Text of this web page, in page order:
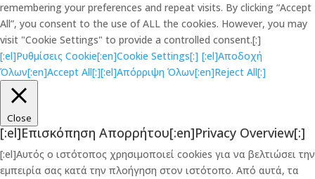
remembering your preferences and repeat visits. By clicking “Accept
All”, you consent to the use of ALL the cookies. However, you may
visit "Cookie Settings" to provide a controlled consent.[:]
[:el]Ρυθμίσεις Cookie[:en]Cookie Settings[:] [:el]Αποδοχή
Όλων[:en]Accept All[:][:el]Απόρριψη Όλων[:en]Reject All[:]
Close
[:el]Επισκόπηση Απορρήτου[:en]Privacy Overview[:]
[:el]Αυτός ο ιστότοπος χρησιμοποιεί cookies για να βελτιώσει την
εμπειρία σας κατά την πλοήγηση στον ιστότοπο. Από αυτά, τα